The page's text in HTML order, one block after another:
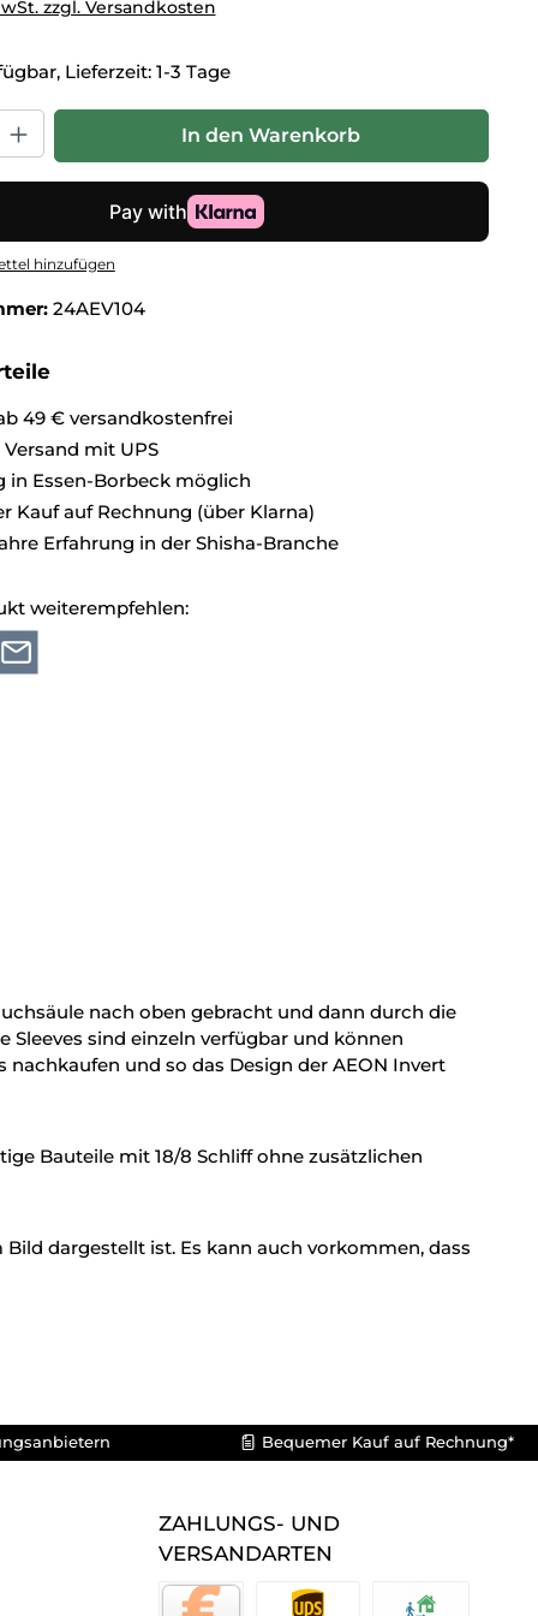
zzgl. Versandkosten
Lieferzeit: 1-3 Tage
Gib den gewünschten Wert ein oder benutze die
In den Warenkorb
hinzufügen
24AEV104
49 € versandkostenfrei
mit UPS
in Essen-Borbeck möglich
Kauf auf Rechnung (über Klarna)
Erfahrung in der Shisha-Branche
weiterempfehlen:
nach oben gebracht und dann durch die
sind einzeln verfügbar und können
und so das Design der AEON Invert
Bauteile mit 18/8 Schliff ohne zusätzlichen
dargestellt ist. Es kann auch vorkommen, dass
Bequemer Kauf auf Rechnung*
ZAHLUNGS- UND
VERSANDARTEN